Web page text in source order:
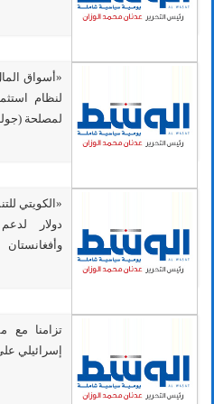
«أسواق
لنظام
لمصلحة
دولار
وأفغانستان
إسرائيلي